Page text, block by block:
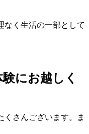
なく生活の一部として
験にお越しく
さんございます。
ま